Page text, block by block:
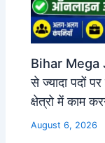
Bihar Mega
से ज्यादा पदों
क्षेत्रो में काम
August 6, 2026